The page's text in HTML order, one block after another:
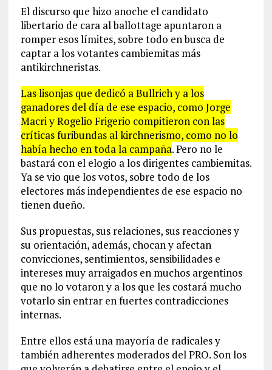
El discurso que hizo anoche el candidato
libertario de cara al ballottage apuntaron a
romper esos límites, sobre todo en busca de
captar a los votantes cambiemitas más
antikirchneristas.
Las lisonjas que dedicó a Bullrich y a los
ganadores del día de ese espacio, como Jorge
Macri y Rogelio Frigerio compitieron con las
críticas furibundas al kirchnerismo, como no lo
había hecho en toda la campaña. Pero no le
bastará con el elogio a los dirigentes cambiemitas.
Ya se vio que los votos, sobre todo de los
electores más independientes de ese espacio no
tienen dueño.
Sus propuestas, sus relaciones, sus reacciones y
su orientación, además, chocan y afectan
convicciones, sentimientos, sensibilidades e
intereses muy arraigados en muchos argentinos
que no lo votaron y a los que les costará mucho
votarlo sin entrar en fuertes contradicciones
internas.
Entre ellos está una mayoría de radicales y
también adherentes moderados del PRO. Son los